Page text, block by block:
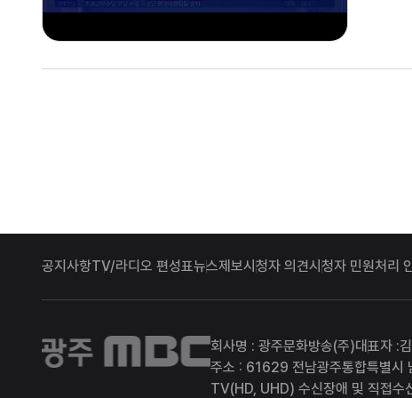
공지사항TV/라디오 편성표뉴스제보시청자 의견시청자 민원처리
광주MBC 회사명 : 광주문화방송(주)대표자 :
주소 : 61629 전남광주통합특별시
TV(HD, UHD) 수신장애 및 직접